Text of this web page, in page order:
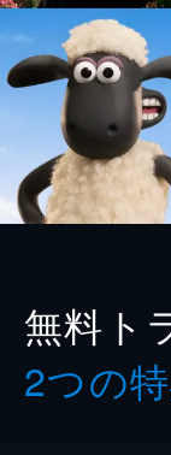
無料ト
2つの